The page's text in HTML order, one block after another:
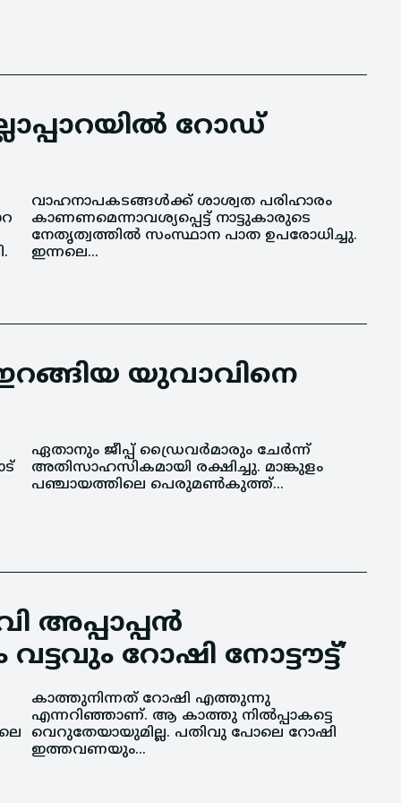
റോഡ്
ഇന്നലെ...
യുവാവിനെ
പഞ്ചായത്തിലെ പെരുമൺകുത്ത്...
അപ്പാപ്പന്‍
റോഷി നോട്ടൗട്ട്’
ഇത്തവണയും...